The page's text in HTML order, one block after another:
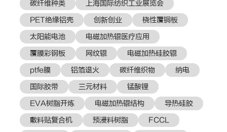
碳纤维种类
上海国际纺织工业展览会
PET绝缘铝壳
创新创业
桡性覆铜板
太阳能电池
电磁加热辊医疗应用
覆膜彩钢板
网纹辊
电磁加热硅胶辊
ptfe膜
铝箔退火 碳纤维织物
纳电
国际胶带
三元材料
锰酸锂
EVA树脂开炼
电磁加热辊结构
导热硅胶
敷料贴复合机
预浸料树脂
FCCL